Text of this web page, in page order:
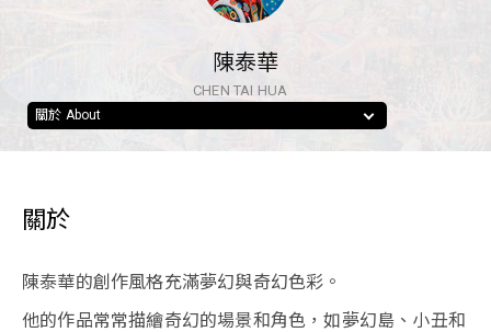
陳泰華
CHEN TAI HUA
關於 About
關於
陳泰華的創作風格充滿夢幻與奇幻色彩。
他的作品常常描繪奇幻的場景和角色，如夢幻島、小丑和